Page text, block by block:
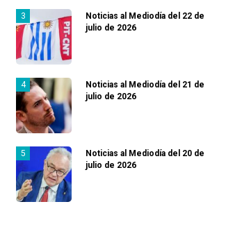
Noticias al Mediodía del 22 de
julio de 2026
Noticias al Mediodía del 21 de
julio de 2026
Noticias al Mediodía del 20 de
julio de 2026